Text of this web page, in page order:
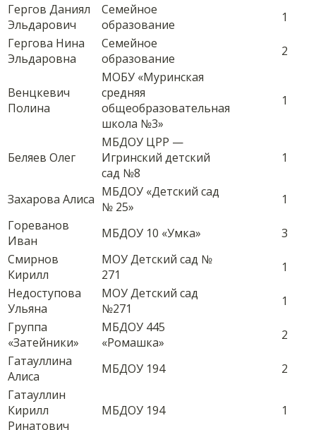
Гергов Даниял
Эльдарович
Семейное
образование
1
Гергова Нина
Эльдаровна
Семейное
образование
2
Венцкевич
Полина
МОБУ «Муринская
средняя
общеобразовательная
школа №3»
1
Беляев Олег
МБДОУ ЦРР —
Игринский детский
сад №8
1
Захарова Алиса МБДОУ «Детский сад
№ 25»
1
Гореванов
Иван
МБДОУ 10 «Умка»
3
Смирнов
Кирилл
МОУ Детский сад №
271
1
Недоступова
Ульяна
МОУ Детский сад
№271
1
Группа
«Затейники»
МБДОУ 445
«Ромашка»
2
Гатауллина
Алиса
МБДОУ 194
2
Гатауллин
Кирилл
Ринатович
МБДОУ 194 1